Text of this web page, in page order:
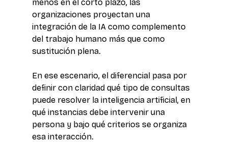
menos en el corto plazo, las
organizaciones proyectan una
integración de la IA como complemento
del trabajo humano más que como
sustitución plena.
En ese escenario, el diferencial pasa por
definir con claridad qué tipo de consultas
puede resolver la inteligencia artificial, en
qué instancias debe intervenir una
persona y bajo qué criterios se organiza
esa interacción.